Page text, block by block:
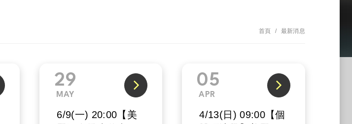
首頁 最新消息
29
MAY
6/9(一) 20:00【美
05
APR
4/13(日) 09:00【個